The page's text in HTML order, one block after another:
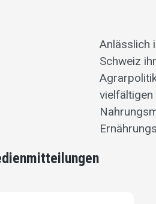
Anlässlich
Schweiz